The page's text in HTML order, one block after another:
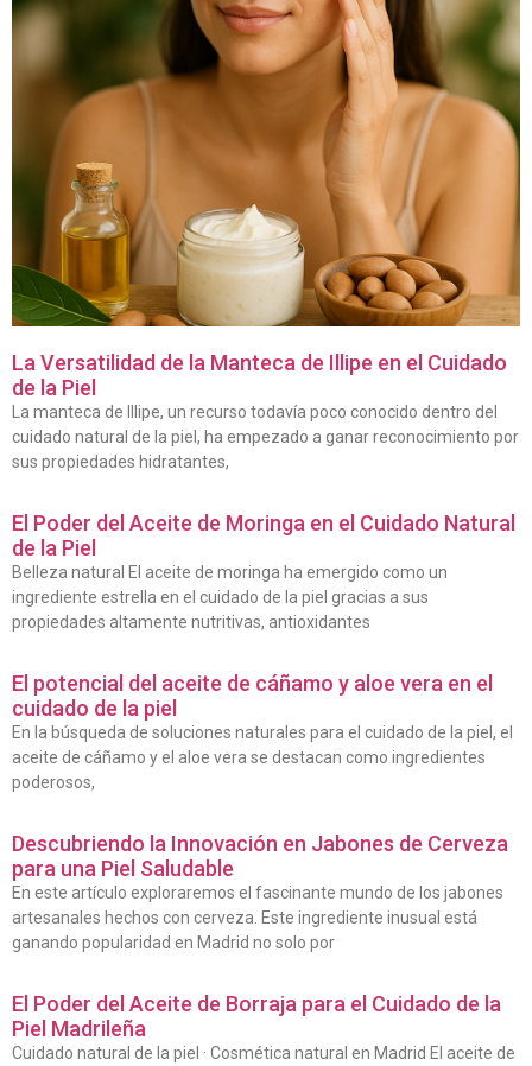
La Versatilidad de la Manteca de Illipe en el Cuidado
de la Piel
La manteca de Illipe, un recurso todavía poco conocido dentro del
cuidado natural de la piel, ha empezado a ganar reconocimiento por
sus propiedades hidratantes,
El Poder del Aceite de Moringa en el Cuidado Natural
de la Piel
Belleza natural El aceite de moringa ha emergido como un
ingrediente estrella en el cuidado de la piel gracias a sus
propiedades altamente nutritivas, antioxidantes
El potencial del aceite de cáñamo y aloe vera en el
cuidado de la piel
En la búsqueda de soluciones naturales para el cuidado de la piel, el
aceite de cáñamo y el aloe vera se destacan como ingredientes
poderosos,
Descubriendo la Innovación en Jabones de Cerveza
para una Piel Saludable
En este artículo exploraremos el fascinante mundo de los jabones
artesanales hechos con cerveza. Este ingrediente inusual está
ganando popularidad en Madrid no solo por
El Poder del Aceite de Borraja para el Cuidado de la
Piel Madrileña
Cuidado natural de la piel · Cosmética natural en Madrid El aceite de